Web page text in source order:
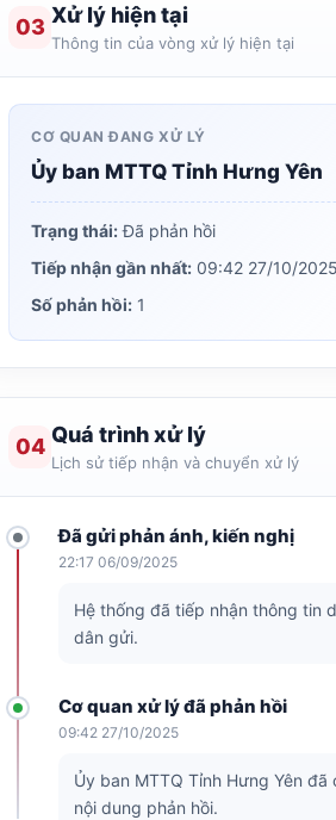
03 Xử lý hiện tại
Thông tin của vòng xử lý hiện tại
CƠ QUAN ĐANG XỬ LÝ
Ủy ban MTTQ Tỉnh Hưng Yên
Trạng thái:Đã phản hồi
Tiếp nhận gần nhất: 09:42 27/10/2025
Số phản hồi: 1
04 Quá trình xử lý
Lịch sử tiếp nhận và chuyển xử lý
Đã gửi phản ánh, kiến nghị
22:17 06/09/2025
Hệ thống đã tiếp nhận thông tin
dân gửi.
Cơ quan xử lý đã phản hồi
09:42 27/10/2025
Ủy ban MTTQ Tỉnh Hưng Yên đã
nội dung phản hồi.